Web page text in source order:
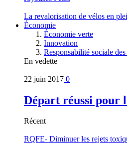
La revalorisation de vélos en
Économie
Économie verte
Innovation
Responsabilité sociale
En vedette
22 juin 2017 0
Départ réussi pour
Récent
RQFE- Diminuer les rejets